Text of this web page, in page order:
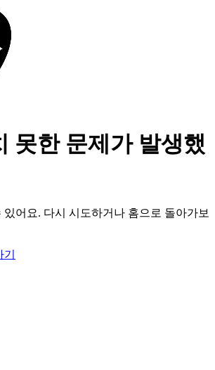
못한 문제가 발생했
있어요. 다시 시도하거나 홈으로 돌아가보